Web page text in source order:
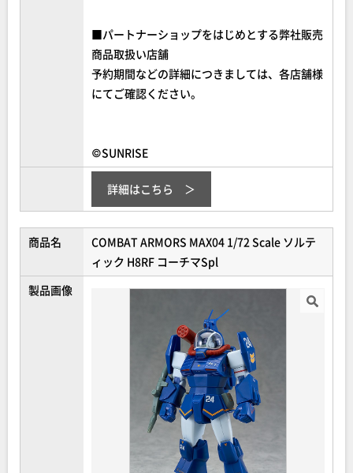
■パートナーショップをはじめとする弊社販売
商品取扱い店舗
予約期間などの詳細につきましては、各店舗様
にてご確認ください。
©SUNRISE
詳細はこちら
商品名
COMBAT ARMORS MAX04 1/72 Scale ソルテ
ィック H8RF コーチマSpl
製品画像